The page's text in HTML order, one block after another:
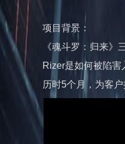
项目背景：
《魂斗罗：归来
Rizer是如何被陷
历时5个月，为客